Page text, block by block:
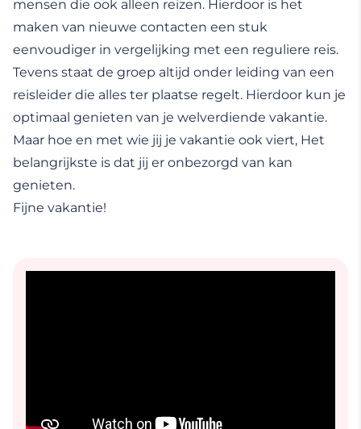
mensen die ook alleen reizen. Hierdoor is het
maken van nieuwe contacten een stuk
eenvoudiger in vergelijking met een reguliere reis.
Tevens staat de groep altijd onder leiding van een
reisleider die alles ter plaatse regelt. Hierdoor kun je
optimaal genieten van je welverdiende vakantie.
Maar hoe en met wie jij je vakantie ook viert, Het
belangrijkste is dat jij er onbezorgd van kan
genieten.
Fijne vakantie!